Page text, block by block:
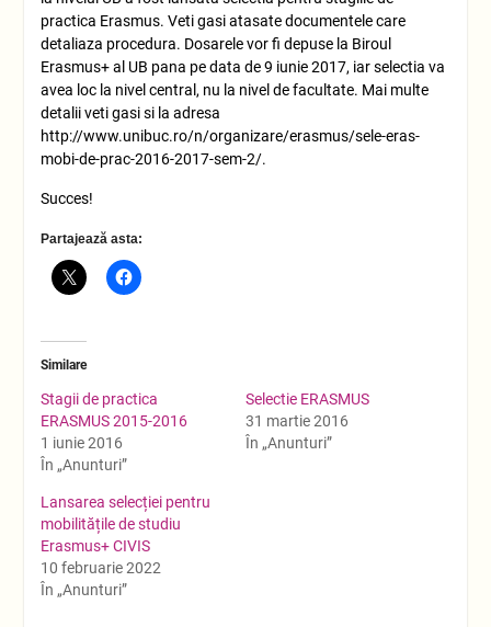
practica Erasmus. Veti gasi atasate documentele care
detaliaza procedura. Dosarele vor fi depuse la Biroul
Erasmus+ al UB pana pe data de 9 iunie 2017, iar selectia va
avea loc la nivel central, nu la nivel de facultate. Mai multe
detalii veti gasi si la adresa
http://www.unibuc.ro/n/organizare/erasmus/sele-eras-
mobi-de-prac-2016-2017-sem-2/.
Succes!
Partajează asta:
Similare
Stagii de practica
ERASMUS 2015-2016
1 iunie 2016
În „Anunturi”
Selectie ERASMUS
31 martie 2016
În „Anunturi”
Lansarea selecției pentru
mobilitățile de studiu
Erasmus+ CIVIS
10 februarie 2022
În „Anunturi”